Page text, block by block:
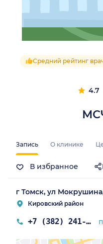
Средний рейтинг
4.7
Запись О клинике
В избранное
г Томск, ул
Кировский район
+7 (382) 241-15-89